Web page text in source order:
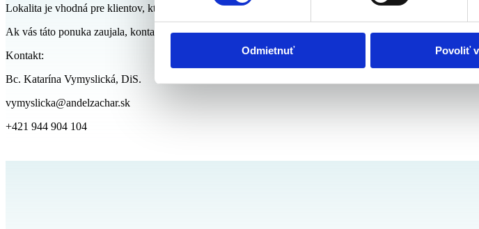
Odmietnuť Povoliť
Lokalita je vhodná pre klientov, ktorí si cenia súkromie a pokoj, ale nechcú sa vzdať komfortu mesta.
Ak vás táto ponuka zaujala, kontaktujte nás pre bližšie infomácie.
Kontakt:
Bc. Katarína Vymyslická, DiS.
vymyslicka@andelzachar.sk
+421 944 904 104